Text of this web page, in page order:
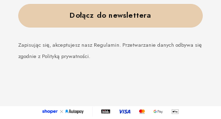
Dołącz do newslettera
Zapisując się, akceptujesz nasz Regulamin. Przetwarzanie danych odbywa się
zgodnie z Polityką prywatności.